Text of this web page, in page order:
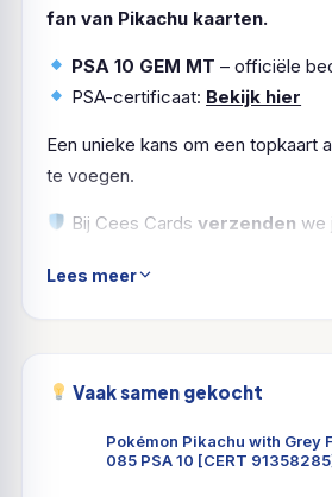
fan van Pikachu kaarten.
PSA 10 GEM MT – officiële
PSA-certificaat: Bekijk hier
Een unieke kans om een topkaart
te voegen.
Bij Cees Cardsverzenden we
komt jouw Pikachu in topvorm aan.
Lees meer
Vaak samen gekocht
Pokémon Pikachu with Grey
085 PSA 10 [CERT